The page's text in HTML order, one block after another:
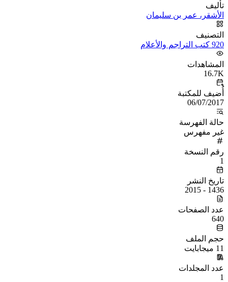
تأليف
الأشقر، عمر بن سليمان
التصنيف
920 كتب التراجم والأعلام
المشاهدات
16.7K
أُضيف للمكتبة
06/07/2017
حالة الفهرسة
غير مفهرس
رقم النسخة
1
تاريخ النشر
1436 - 2015
عدد الصفحات
640
حجم الملف
11 ميجابايت
عدد المجلدات
1